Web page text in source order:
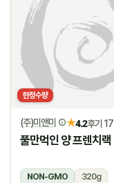
한정수량
(주)미앤미 ★4.2후기 17
풀만먹인 양 프렌치랙
NON-GMO
320g